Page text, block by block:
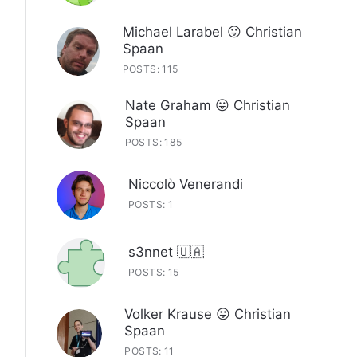
Michael Larabel 😛 Christian
Spaan
POSTS: 115
Nate Graham 😛 Christian
Spaan
POSTS: 185
Niccolò Venerandi
POSTS: 1
s3nnet 🇺🇦
POSTS: 15
Volker Krause 😛 Christian
Spaan
POSTS: 11